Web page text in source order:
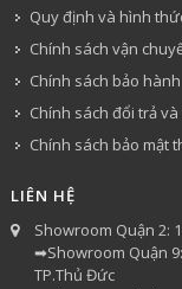
Quy định và hình
Chính sách vận
Chính sách bảo hành
Chính sách đổi trả
Chính sách bảo mật
LIÊN HỆ
Showroom Quận 2:
➡Showroom Quận 9:
TP.Thủ Đức